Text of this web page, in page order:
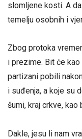
slomljene kosti. A
temelju osobnih i
Zbog protoka
i prezime. Bit će
partizani pobili
i suđenja, a koje su
šumi, kraj crkve, kao
Dakle, jesu li nam